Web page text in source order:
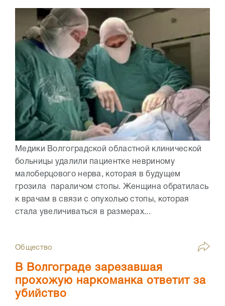
Медики Волгоградской областной клинической
больницы удалили пациентке невриному
малоберцового нерва, которая в будущем
грозила параличом стопы. Женщина обратилась
к врачам в связи с опухолью стопы, которая
стала увеличиваться в размерах...
Общество
В Волгограде зарезавшая
прохожую наркоманка ответит за
убийство